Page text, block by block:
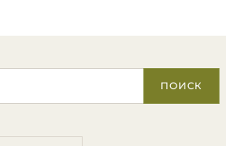
ПОИСК